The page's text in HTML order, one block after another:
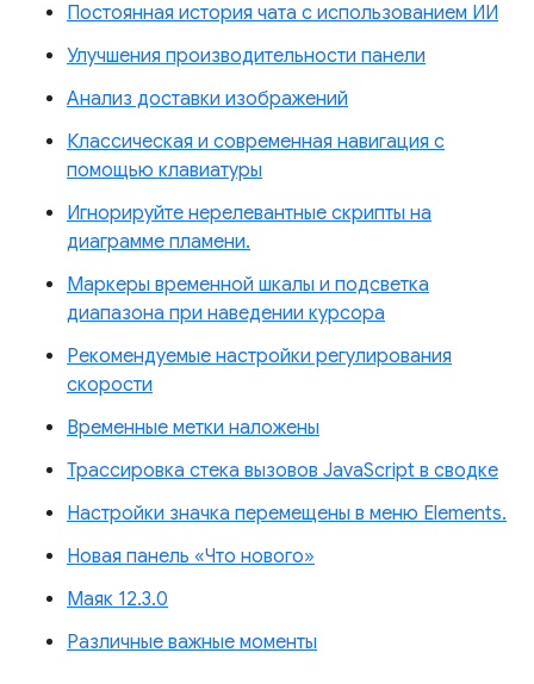
Постоянная история чата с использованием ИИ
Улучшения производительности панели
Анализ доставки изображений
Классическая и современная навигация с
помощью клавиатуры
Игнорируйте нерелевантные скрипты на
диаграмме пламени.
Маркеры временной шкалы и подсветка
диапазона при наведении курсора
Рекомендуемые настройки регулирования
скорости
Временные метки наложены
Трассировка стека вызовов JavaScript в сводке
Настройки значка перемещены в меню Elements.
Новая панель «Что нового»
Маяк 12.3.0
Различные важные моменты